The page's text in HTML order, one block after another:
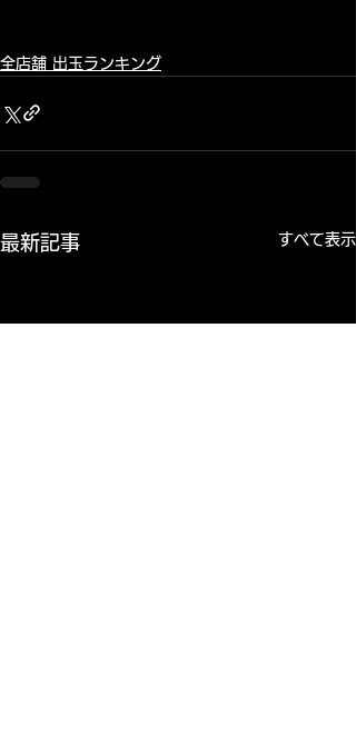
全店舗 出玉ランキング
最新記事 すべて表示